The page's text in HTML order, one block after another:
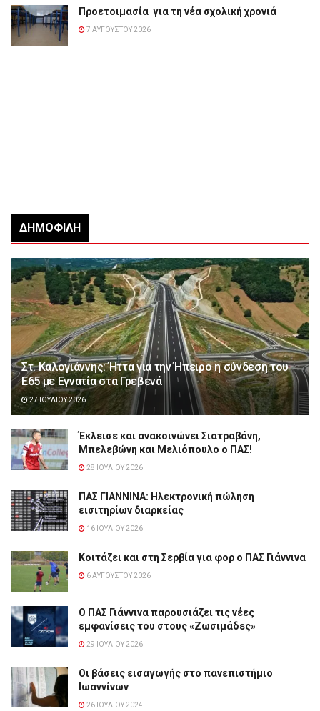
Προετοιμασία για τη νέα σχολική χρονιά
7 ΑΥΓΟΎΣΤΟΥ 2026
ΔΗΜΟΦΙΛΉ
Στ. Καλογιάννης: Ήττα για την Ήπειρο η σύνδεση του
Ε65 με Εγνατία στα Γρεβενά
27 ΙΟΥΛΊΟΥ 2026
Έκλεισε και ανακοινώνει Σιατραβάνη,
Μπελεβώνη και Μελιόπουλο ο ΠΑΣ!
28 ΙΟΥΛΊΟΥ 2026
ΠΑΣ ΓΙΑΝΝΙΝΑ: Hλεκτρονική πώληση
εισιτηρίων διαρκείας
16 ΙΟΥΛΊΟΥ 2026
Κοιτάζει και στη Σερβία για φορ ο ΠΑΣ Γιάννινα
6 ΑΥΓΟΎΣΤΟΥ 2026
Ο ΠΑΣ Γιάννινα παρουσιάζει τις νέες
εμφανίσεις του στους «Ζωσιμάδες»
29 ΙΟΥΛΊΟΥ 2026
Οι βάσεις εισαγωγής στο πανεπιστήμιο
Ιωαννίνων
26 ΙΟΥΛΊΟΥ 2024